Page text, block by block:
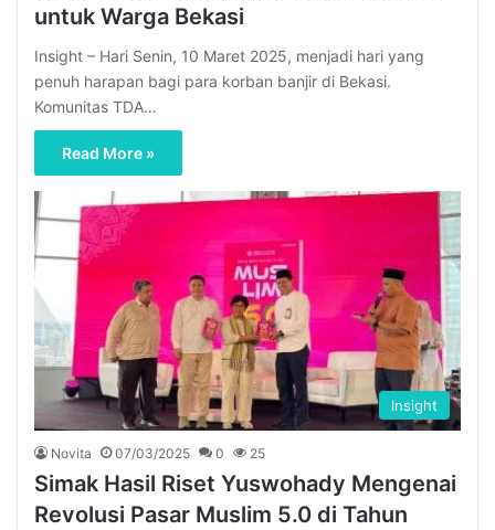
untuk Warga Bekasi
Insight – Hari Senin, 10 Maret 2025, menjadi hari yang
penuh harapan bagi para korban banjir di Bekasi.
Komunitas TDA…
Read More »
Insight
Novita 07/03/2025 0 25
Simak Hasil Riset Yuswohady Mengenai
Revolusi Pasar Muslim 5.0 di Tahun